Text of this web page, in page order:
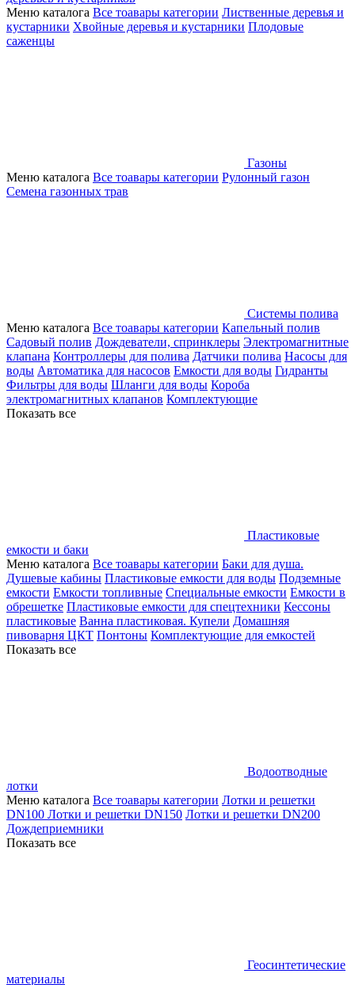
Меню каталога Все тоавары категории Лиственные деревья и
кустарники Хвойные деревья и кустарники Плодовые
саженцы
Газоны
Меню каталога Все тоавары категории Рулонный газон
Семена газонных трав
Системы полива
Меню каталога Все тоавары категории Капельный полив
Садовый полив Дождеватели, спринклеры Электромагнитные
клапана Контроллеры для полива Датчики полива Насосы для
воды Автоматика для насосов Емкости для воды Гидранты
Фильтры для воды Шланги для воды Короба
электромагнитных клапанов Комплектующие
Показать все
Пластиковые
емкости и баки
Меню каталога Все тоавары категории Баки для душа.
Душевые кабины Пластиковые емкости для воды Подземные
емкости Емкости топливные Специальные емкости Емкости в
обрешетке Пластиковые емкости для спецтехники Кессоны
пластиковые Ванна пластиковая. Купели Домашняя
пивоварня ЦКТ Понтоны Комплектующие для емкостей
Показать все
Водоотводные
лотки
Меню каталога Все тоавары категории Лотки и решетки
DN100 Лотки и решетки DN150 Лотки и решетки DN200
Дождеприемники
Показать все
Геосинтетические
материалы